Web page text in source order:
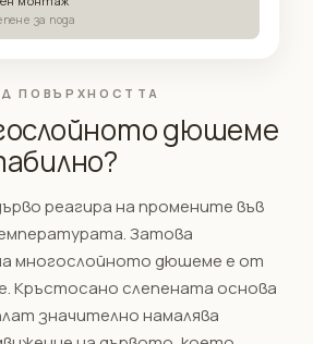
за пода
ПОВЪРХНОСТТА
дюшеме
реагира на промените във
Затова
многослойното дюшеме е от
Кръстосано слепената основа
значително намалява